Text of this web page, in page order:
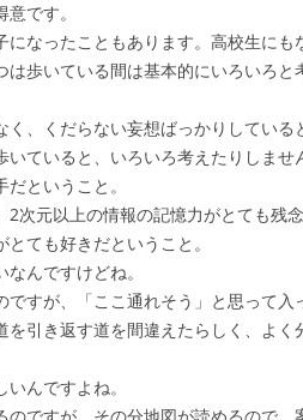
です。
なったこともあります。高校生にも
歩いている間は基本的にいろいろと
、くだらない妄想ばっかりしている
ていると、いろいろ考えたりしませ
ということ。
次元以上の情報の記憶力がとても残念
ても好きだということ。
んですけどね。
すが、「ここ通れそう」と思って入
引き返す道を間違えたらしく、よく
んですよね。